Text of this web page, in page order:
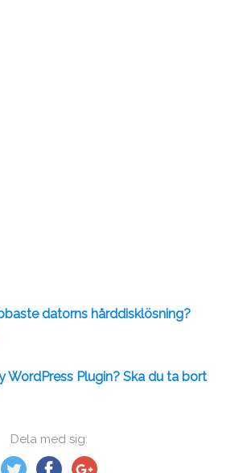
Dela med sig:
datorns hårddisklösning?
WordPress Plugin? Ska du ta bort